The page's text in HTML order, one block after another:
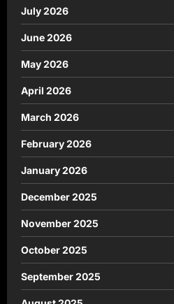
July 2026
June 2026
May 2026
April 2026
March 2026
February 2026
January 2026
December 2025
November 2025
October 2025
September 2025